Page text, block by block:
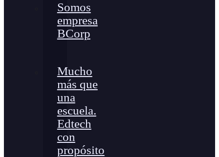
Somos
empresa
BCorp
Mucho
más que
una
escuela.
Edtech
con
propósito